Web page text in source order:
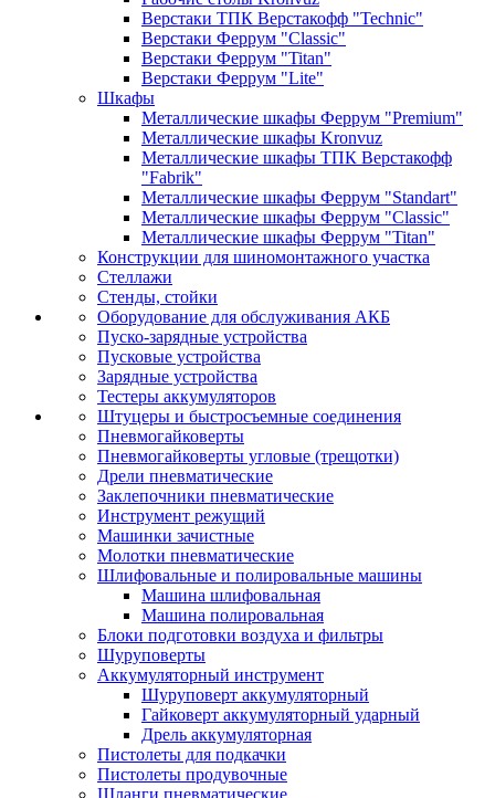
Верстаки ТПК Верстакофф "Technic"
Верстаки Феррум "Classic"
Верстаки Феррум "Titan"
Верстаки Феррум "Lite"
Шкафы
Металлические шкафы Феррум "Premium"
Металлические шкафы Kronvuz
Металлические шкафы ТПК Верстакофф
"Fabrik"
Металлические шкафы Феррум "Standart"
Металлические шкафы Феррум "Classic"
Металлические шкафы Феррум "Titan"
Конструкции для шиномонтажного участка
Стеллажи
Стенды, стойки
Оборудование для обслуживания АКБ
Пуско-зарядные устройства
Пусковые устройства
Зарядные устройства
Тестеры аккумуляторов
Штуцеры и быстросъемные соединения
Пневмогайковерты
Пневмогайковерты угловые (трещотки)
Дрели пневматические
Заклепочники пневматические
Инструмент режущий
Машинки зачистные
Молотки пневматические
Шлифовальные и полировальные машины
Машина шлифовальная
Машина полировальная
Блоки подготовки воздуха и фильтры
Шуруповерты
Аккумуляторный инструмент
Шуруповерт аккумуляторный
Гайковерт аккумуляторный ударный
Дрель аккумуляторная
Пистолеты для подкачки
Пистолеты продувочные
Шланги пневматические